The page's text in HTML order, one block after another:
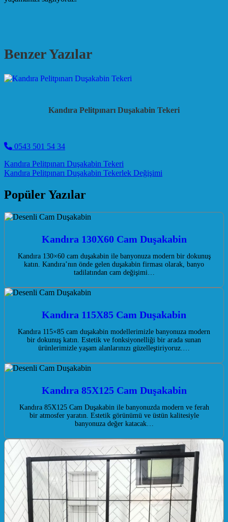
Benzer Yazılar
Kandıra Pelitpınarı Duşakabin Tekeri
0543 501 54 34
Post navigation
Kandıra Pelitpınarı Duşakabin Tekeri
Kandıra Pelitpınarı Duşakabin Tekerlek Değişimi
Popüler Yazılar
Kandıra 130X60 Cam Duşakabin
Kandıra 130×60 cam duşakabin ile banyonuza modern bir dokunuş
katın. Kandıra’nın önde gelen duşakabin firması olarak, banyo
tadilatından cam değişimi…
Kandıra 115X85 Cam Duşakabin
Kandıra 115×85 cam duşakabin modellerimizle banyonuza modern
bir dokunuş katın. Estetik ve fonksiyonelliği bir arada sunan
ürünlerimizle yaşam alanlarınızı güzelleştiriyoruz.…
Kandıra 85X125 Cam Duşakabin
Kandıra 85X125 Cam Duşakabin ile banyonuzda modern ve ferah
bir atmosfer yaratın. Estetik görünümü ve üstün kalitesiyle
banyonuza değer katacak…